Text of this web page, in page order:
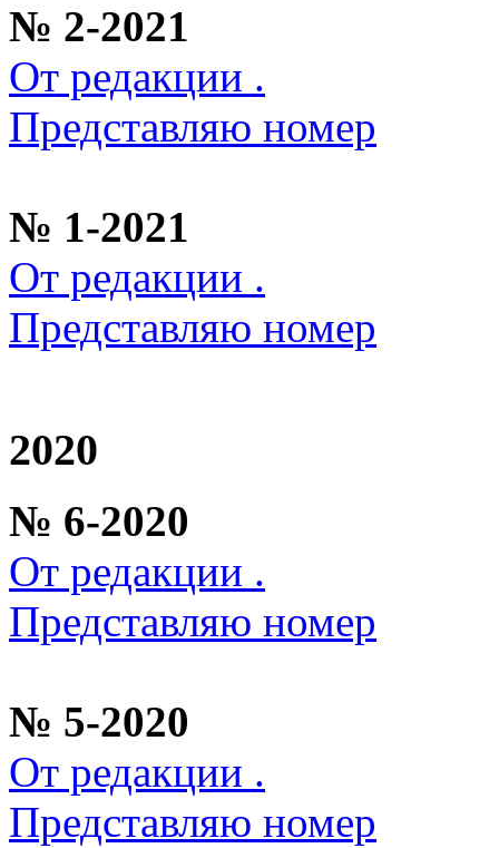
№ 2-2021
От редакции .
Представляю номер
№ 1-2021
От редакции .
Представляю номер
2020
№ 6-2020
От редакции .
Представляю номер
№ 5-2020
От редакции .
Представляю номер